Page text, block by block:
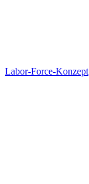
Labor-Force-Konzept